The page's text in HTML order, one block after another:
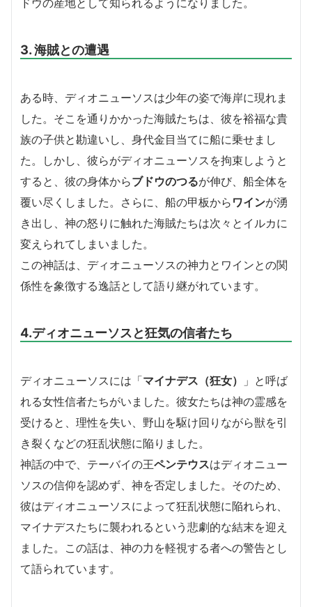
ドウの産地として知られるようになりました。
3. 海賊との遭遇
ある時、ディオニューソスは少年の姿で海岸に現れま
した。そこを通りかかった海賊たちは、彼を裕福な貴
族の子供と勘違いし、身代金目当てに船に乗せまし
た。しかし、彼らがディオニューソスを拘束しようと
すると、彼の身体からブドウのつるが伸び、船全体を
覆い尽くしました。さらに、船の甲板から ワインが湧
き出し、神の怒りに触れた海賊たちは次々とイルカに
変えられてしまいました。
この神話は、ディオニューソスの神力とワインとの関
係性を象徴する逸話として語り継がれています。
4.ディオニューソスと狂気の信者たち
ディオニューソスには「マイナデス（狂女）
」と呼ば
れる女性信者たちがいました。彼女たちは神の霊感を
受けると、理性を失い、野山を駆け回りながら獣を引
き裂くなどの狂乱状態に陥りました。
神話の中で、テーバイの王ペンテウスはディオニュー
ソスの信仰を認めず、神を否定しました。そのため、
彼はディオニューソスによって狂乱状態に陥れられ、
マイナデスたちに襲われるという悲劇的な結末を迎え
ました。この話は、神の力を軽視する者への警告とし
て語られています。